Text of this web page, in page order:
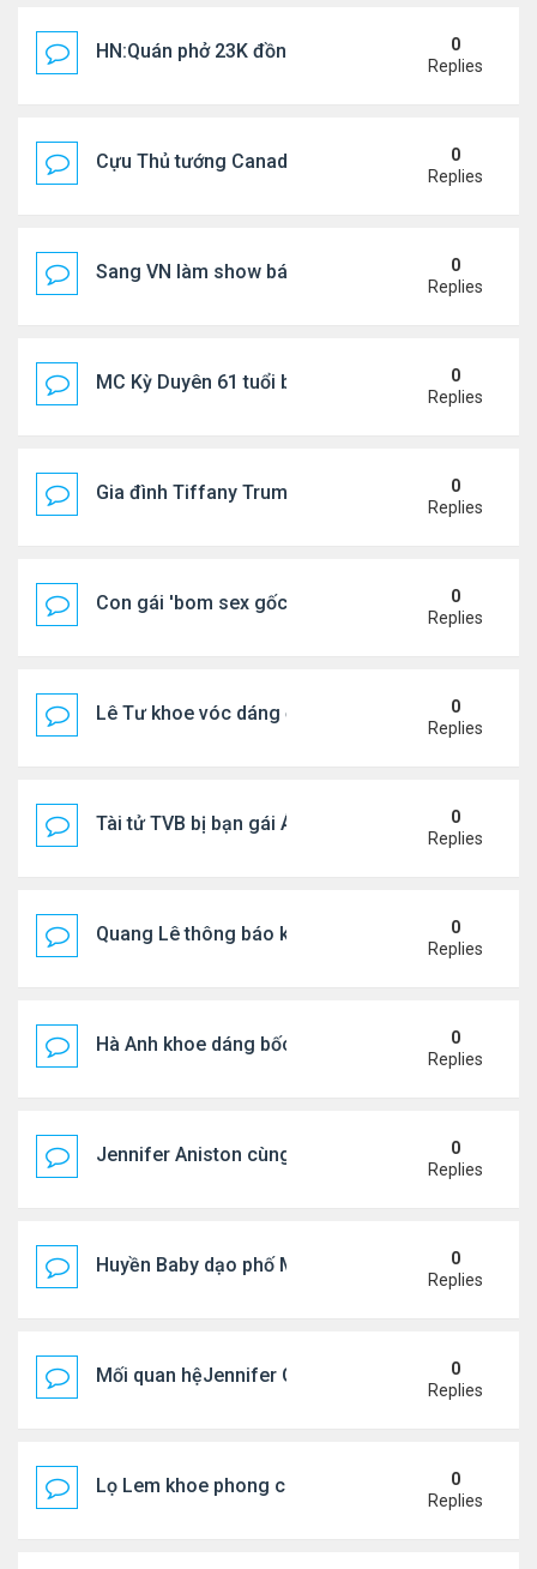
HN:Quán phở 23K đồng một bát, 7 năm không
0
Replies
Cựu Thủ tướng Canada thoa kem chống nắng
0
Replies
Sang VN làm show bán vé giá "trên trời"
0
Replies
MC Kỳ Duyên 61 tuổi bị soi nhan sắc khi 0
Replies
Gia đình Tiffany Trump đi nghỉ ở Spain
0
Replies
Con gái 'bom sex gốc Việt' đón tuổi 18
0
Replies
Lê Tư khoe vóc dáng ở châu Âu
0
Replies
Tài tử TVB bị bạn gái Á hậu phản bội giờ ra sao?
0
Replies
Quang Lê thông báo khẩn cấp
0
Replies
Hà Anh khoe dáng bốc lửa của ở Maldives
0
Replies
Jennifer Aniston cùng bạn trai nghỉ dưỡng trên du
0
Replies
Huyền Baby dạo phố Mỹ
0
Replies
Mối quan hệJennifer Garner và mẹ chồng cũ
0
Replies
Lọ Lem khoe phong cách ở New York
0
Replies